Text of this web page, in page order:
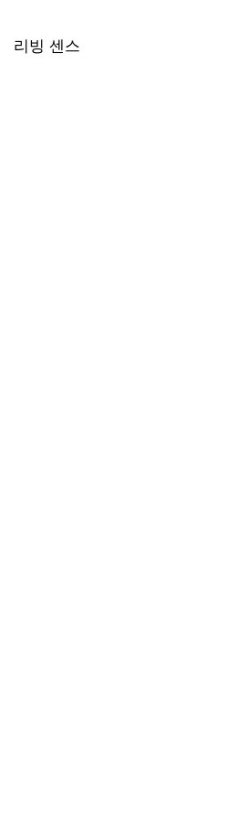
리빙 센스